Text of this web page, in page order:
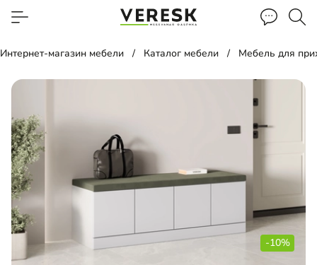
Интернет-магазин мебели Каталог мебели Мебель для
-10%